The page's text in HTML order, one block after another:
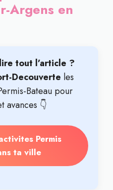
Argens en
tout l’article ?
Decouverte les
Bateau pour
avances 👇
Permis
ta ville